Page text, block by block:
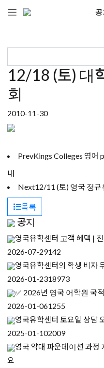
공
12/18 (토) 대
회
2010-11-30
PrevKings Colleges 영어
내
Next12/11 (토) 영국 정규
목록
공지
영국유학센터 고객 혜택 |
2026-07-29142
영국유학센터의 학생 비자
2026-01-2318973
✅ 2026년 영국 어학원 국
2026-01-061255
영국유학센터 토요일 상담
2025-01-102009
영국 약대 파운데이션 과정
요